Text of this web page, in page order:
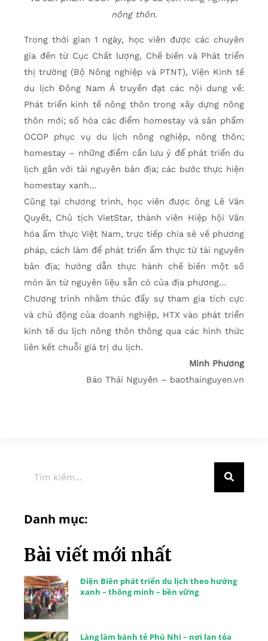
nông thôn.
Trong thời gian 1 ngày, học viên được các chuyên
gia đến từ Cục Chất lượng, Chế biến và Phát triển
thị trường (Bộ Nông nghiệp và PTNT), Viện Kinh tế
du lịch Đông Nam Á truyền đạt các nội dung về:
Phát triển kinh tế nông thôn trong xây dựng nông
thôn mới; số hóa các điểm homestay và sản phẩm
OCOP phục vụ du lịch nông nghiệp, nông thôn;
homestay – những điểm cần lưu ý để phát triển du
lịch gắn với tài nguyên bản địa; các bước thực hiện
homestay xanh…
Cũng tại chương trình, học viên được ông Lê Văn
Quyết, Chủ tịch VietStar, thành viên Hiệp hội Văn
hóa ẩm thực Việt Nam, trực tiếp chia sẻ về phương
pháp, cách làm để phát triển ẩm thực từ tài nguyên
bản địa; hướng dẫn thực hành chế biến một số
món ăn từ nguyên liệu sẵn có của địa phương…
Chương trình nhằm thúc đẩy sự tham gia tích cực
và chủ động của doanh nghiệp, HTX vào phát triển
kinh tế du lịch nông thôn thông qua các hình thức
liên kết chuỗi giá trị du lịch.
Minh Phương
Báo Thái Nguyên – baothainguyen.vn
Danh mục:
Bài viết mới nhất
Điện Biên phát triển du lịch theo hướng
xanh – thông minh – bền vững
Làng làm bánh tẻ Phú Nhi – nơi lan tỏa